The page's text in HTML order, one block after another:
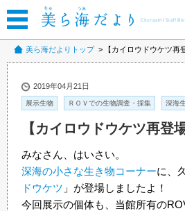
美ら海だよりトップ 【カイロウドウケツ再
2019年04月21日
展示生物 ＲＯＶでの生物調査・採集 深海
【カイロウドウケツ再登
みなさん、はいさい。
深海の小さな生き物コーナーに、
ドウケツ 」が登場しましたよ！
今回展示の個体も、当館所有の